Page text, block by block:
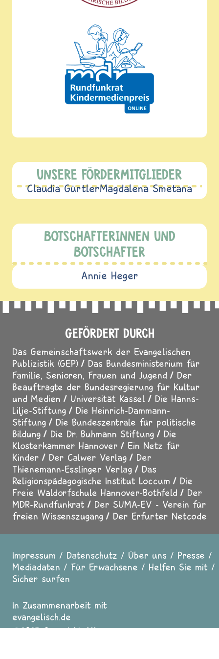
UNSERE FÖRDERMITGLIEDER
Claudia GürtlerMagdalena Smetana
BOTSCHAFTERINNEN UND
BOTSCHAFTER
Annie Heger
GEFÖRDERT DURCH
Das Gemeinschaftswerk der Evangelischen
Publizistik (GEP)
Das Bundesministerium für
Familie, Senioren, Frauen und Jugend
Der
Beauftragte der Bundesregierung für Kultur
und Medien
Universität Kassel
Die Hanns-
Lilje-Stiftung
Die Heinrich-Dammann-
Stiftung
Die Bundeszentrale für politische
Bildung
Die Dr. Buhmann Stiftung
Die
Klosterkammer Hannover
Ein Netz für
Kinder
Der Calwer Verlag
Der
Thienemann-Esslinger Verlag
Das
Religionspädagogische Institut Loccum
Die
Freie Waldorfschule Hannover-Bothfeld
Der
MDR-Rundfunkrat
Der SUMA-EV - Verein für
freien Wissenszugang
Der Erfurter Netcode
Fußzeile
Impressum Datenschutz Über uns
Presse
Mediadaten
Für Erwachsene
Helfen Sie mit
Sicher surfen
In Zusammenarbeit mit
evangelisch.de
2025 Copyright All